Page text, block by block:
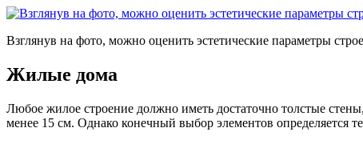
Взглянув на фото, можно оценить эстетические параметры
Жилые дома
Любое жилое строение должно иметь достаточно толстые
менее 15 см. Однако конечный выбор элементов определяется